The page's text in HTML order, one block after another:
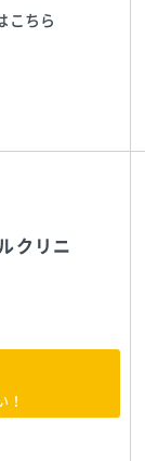
こちら
クリニ
！